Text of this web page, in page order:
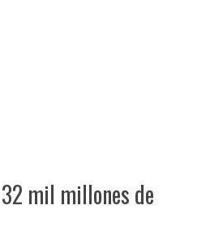
mil millones de